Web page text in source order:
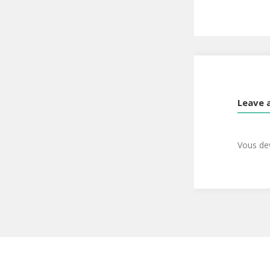
Leave
Vous